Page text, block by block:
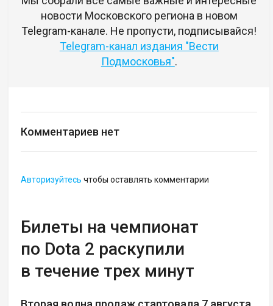
новости Московского региона в новом
Telegram-канале. Не пропусти, подписывайся!
Telegram-канал издания "Вести
Подмосковья".
Комментариев нет
Авторизуйтесь чтобы оставлять комментарии
Билеты на чемпионат
по Dota 2 раскупили
в течение трех минут